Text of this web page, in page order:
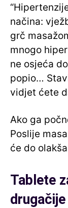
načina:
grč
mnogo
ne osjeća
popio…
vidjet ćete
Ako ga
Poslije
će do
Tablete
drugačije